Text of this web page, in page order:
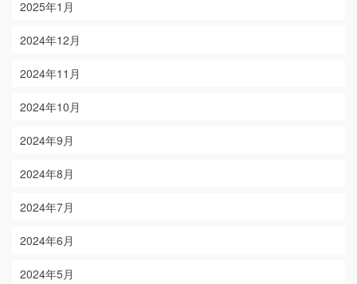
2025年1月
2024年12月
2024年11月
2024年10月
2024年9月
2024年8月
2024年7月
2024年6月
2024年5月